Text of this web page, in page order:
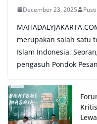
December 23, 2025
merupakan salah satu
Islam Indonesia.
pengasuh Pondok